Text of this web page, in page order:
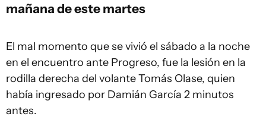
mañana de este martes
El mal momento que se vivió el sábado a la noche
en el encuentro ante Progreso, fue la lesión en la
rodilla derecha del volante Tomás Olase, quien
había ingresado por Damián García 2 minutos
antes.